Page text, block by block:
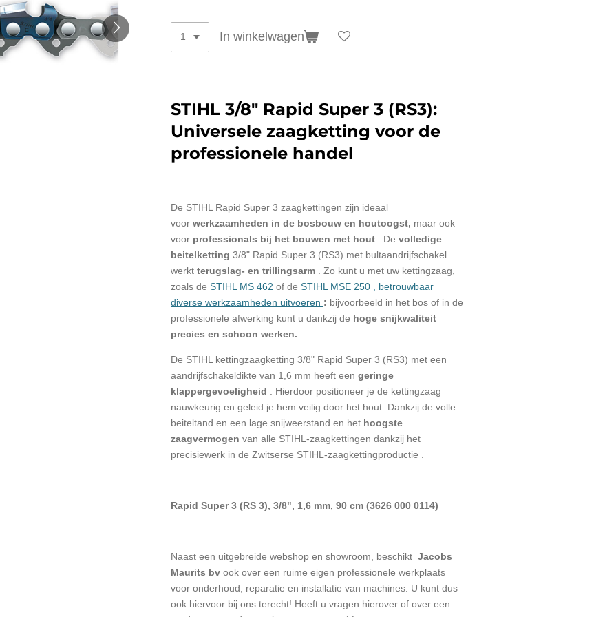
In winkelwagen
STIHL 3/8" Rapid Super 3 (RS3):
Universele zaagketting voor de
professionele handel
De STIHL Rapid Super 3 zaagkettingen zijn ideaal
voor werkzaamheden in de bosbouw en houtoogst, maar ook
voor professionals bij het bouwen met hout . De volledige
beitelketting 3/8" Rapid Super 3 (RS3) met bultaandrijfschakel
werkt terugslag- en trillingsarm . Zo kunt u met uw kettingzaag,
zoals de STIHL MS 462 of de STIHL MSE 250 , betrouwbaar
diverse werkzaamheden uitvoeren : bijvoorbeeld in het bos of in de
professionele afwerking kunt u dankzij de hoge snijkwaliteit
precies en schoon werken.
De STIHL kettingzaagketting 3/8" Rapid Super 3 (RS3) met een
aandrijfschakeldikte van 1,6 mm heeft een geringe
klappergevoeligheid . Hierdoor positioneer je de kettingzaag
nauwkeurig en geleid je hem veilig door het hout. Dankzij de volle
beiteltand en een lage snijweerstand en het hoogste
zaagvermogen van alle STIHL-zaagkettingen dankzij het
precisiewerk in de Zwitserse STIHL-zaagkettingproductie .
Rapid Super 3 (RS 3), 3/8", 1,6 mm, 90 cm (3626 000 0114)
Naast een uitgebreide webshop en showroom, beschikt Jacobs
Maurits bv ook over een ruime eigen professionele werkplaats
voor onderhoud, reparatie en installatie van machines. U kunt dus
ook hiervoor bij ons terecht! Heeft u vragen hierover of over een